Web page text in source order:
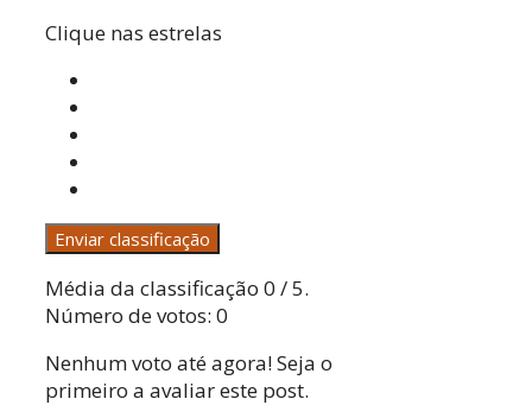
Clique nas estrelas
Enviar classificação
Média da classificação 0 / 5.
Número de votos: 0
Nenhum voto até agora! Seja o
primeiro a avaliar este post.